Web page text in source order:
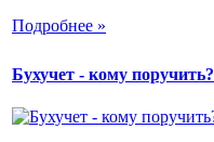
Подробнее »
Бухучет - кому поручить?